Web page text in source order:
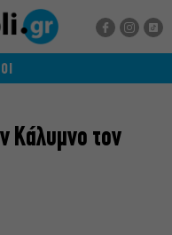
Κάλυμνο τον